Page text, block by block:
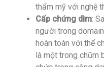
thẩm mỹ với nghệ
Cấp chứng dìm:
người trong
hoàn toàn với thể
là một trong chũm